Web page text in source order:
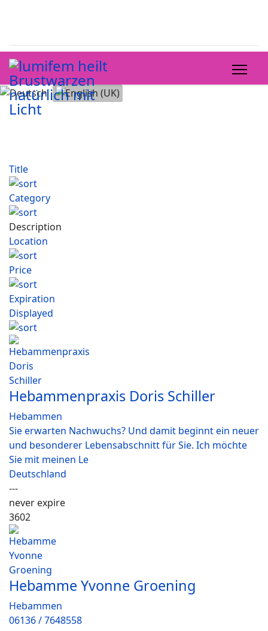
Select your language
Title
Category
Description
Location
Price
Expiration
Displayed
Hebammenpraxis Doris Schiller
Hebammen
Sie erwarten Nachwuchs? Und damit beginnt ein neuer
und besonderer Lebensabschnitt für Sie. Ich möchte
Sie mit meinen Le
Deutschland
---
never expire
3602
Hebamme Yvonne Groening
Hebammen
06136 / 7648558